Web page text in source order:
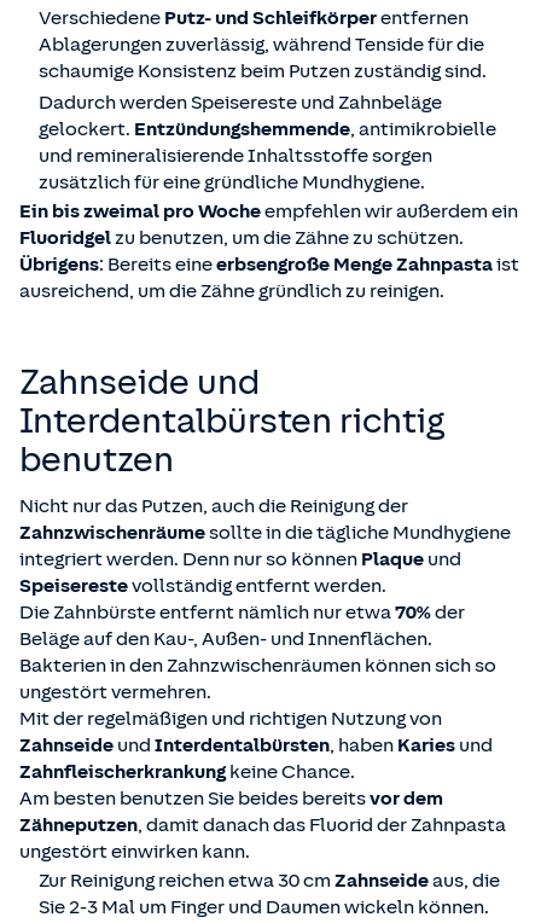
Verschiedene Putz- und Schleifkörperentfernen
Ablagerungen zuverlässig, während Tenside für die
schaumige Konsistenz beim Putzen zuständig sind.
Dadurch werden Speisereste und Zahnbeläge
gelockert. Entzündungshemmende, antimikrobielle
und remineralisierende Inhaltsstoffe sorgen
zusätzlich für eine gründliche Mundhygiene.
Ein bis zweimal pro Wocheempfehlen wir außerdem ein
Fluoridgelzu benutzen, um die Zähne zu schützen.
Übrigens: Bereits eineerbsengroße Menge Zahnpastaist
ausreichend, um die Zähne gründlich zu reinigen.
Zahnseide und
Interdentalbürsten richtig
benutzen
Nicht nur das Putzen, auch die Reinigung der
Zahnzwischenräumesollte in die tägliche Mundhygiene
integriert werden. Denn nur so können Plaque und
Speiserestevollständig entfernt werden.
Die Zahnbürste entfernt nämlich nur etwa70%der
Beläge auf den Kau-, Außen- und Innenflächen.
Bakterien in den Zahnzwischenräumen können sich so
ungestört vermehren.
Mit der regelmäßigen und richtigen Nutzung von
Zahnseide und Interdentalbürsten, haben Karies und
Zahnfleischerkrankungkeine Chance.
Am besten benutzen Sie beides bereitsvor dem
Zähneputzen, damit danach das Fluorid der Zahnpasta
ungestört einwirken kann.
Zur Reinigung reichen etwa 30 cm Zahnseideaus, die
Sie 2-3 Mal um Finger und Daumen wickeln können.